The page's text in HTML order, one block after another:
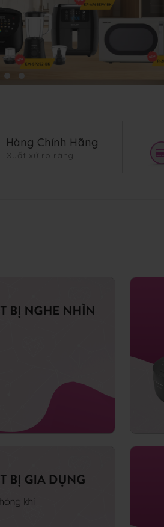
Hàng Chính Hãng
Xuất xứ rõ ràng